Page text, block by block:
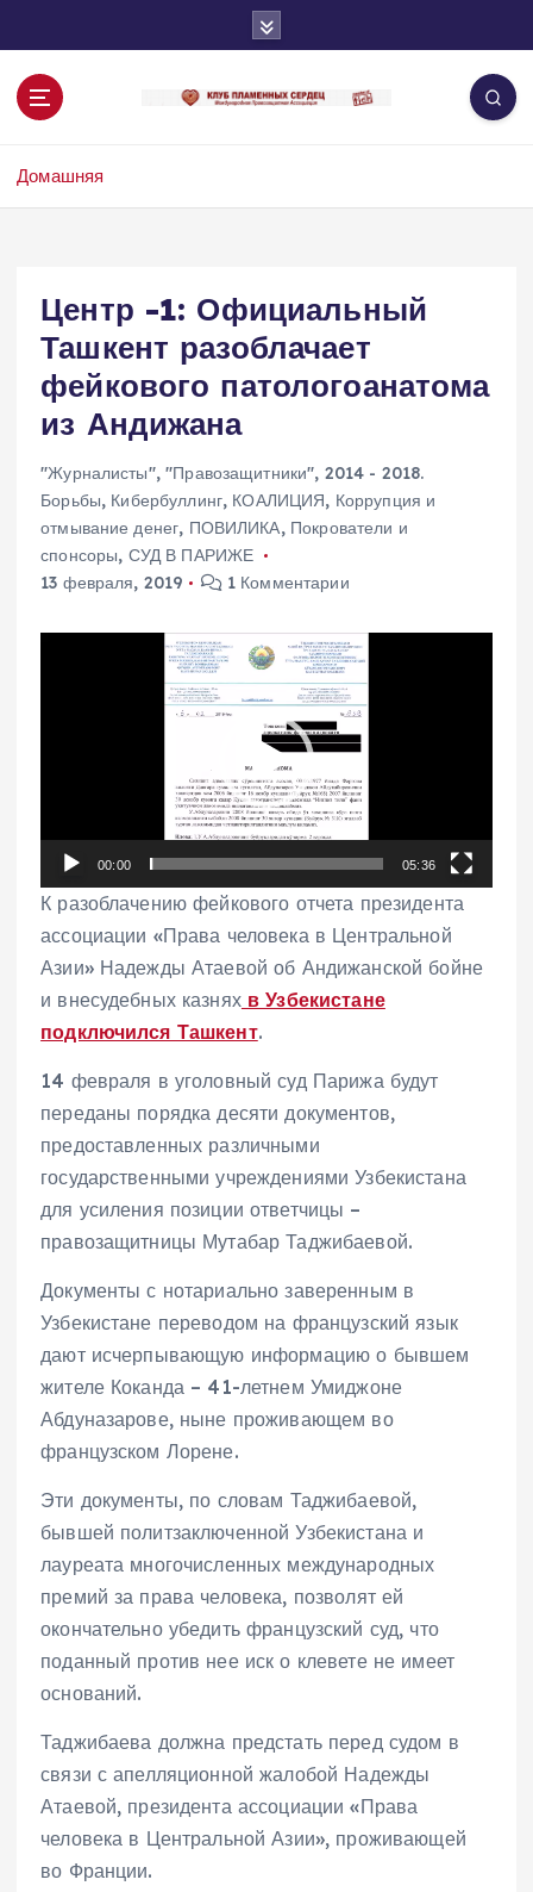
к
Домашняя
Центр -1: Официальный
Ташкент разоблачает
фейкового патологоанатома
из Андижана
"Журналисты","Правозащитники", 2014 - 2018.
Борьбы, Кибербуллинг, КОАЛИЦИЯ, Коррупция и
отмывание денег, ПОВИЛИКА, Покрователи и
спонсоры, СУД В ПАРИЖЕ
13 февраля, 2019
1 Комментарии
л
е
р
00:00 05:36
К разоблачению фейкового отчета президента
ассоциации «Права человека в Центральной
Азии» Надежды Атаевой об Андижанской бойне
и внесудебных казняхв Узбекистане
подключился Ташкент.
14 февраля в уголовный суд Парижа будут
переданы порядка десяти документов,
предоставленных различными
государственными учреждениями Узбекистана
для усиления позиции ответчицы –
правозащитницы Мутабар Таджибаевой.
Документы с нотариально заверенным в
Узбекистане переводом на французский язык
дают исчерпывающую информацию о бывшем
жителе Коканда – 41-летнем Умиджоне
Абдуназарове, ныне проживающем во
французском Лорене.
Эти документы, по словам Таджибаевой,
бывшей политзаключенной Узбекистана и
лауреата многочисленных международных
премий за права человека, позволят ей
окончательно убедить французский суд, что
поданный против нее иск о клевете не имеет
оснований.
Таджибаева должна предстать перед судом в
связи с апелляционной жалобой Надежды
Атаевой, президента ассоциации «Права
человека в Центральной Азии», проживающей
во Франции.